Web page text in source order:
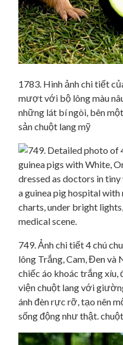
1783. Hình ảnh chi tiết
mượt với bộ lông màu
những lát bí ngòi, bên
sản chuột lang mỹ
749. Ảnh chi tiết 4 chú
lông Trắng, Cam, Đen và
chiếc áo khoác trắng
viện chuột lang với
ánh đèn rực rỡ, tạo nên
sống động như thật.